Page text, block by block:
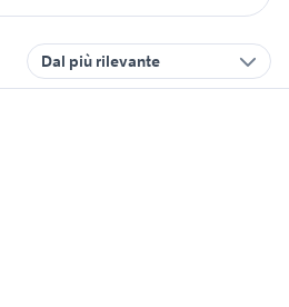
Dal più rilevante